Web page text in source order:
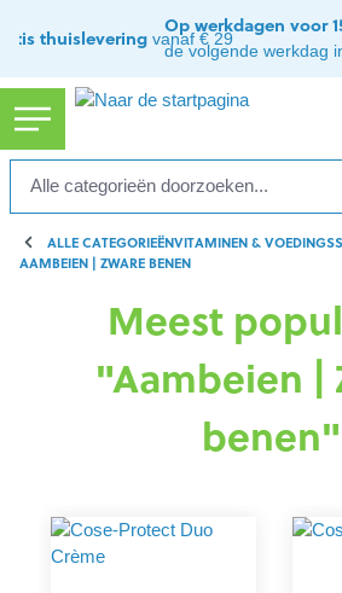
thuislevering vanaf € 29
Op werkdagen voor
de volgende werkdag
ALLE CATEGORIEËNVITAMINEN &
AAMBEIEN | ZWARE BENEN
Meest
"Aambeien |
benen"